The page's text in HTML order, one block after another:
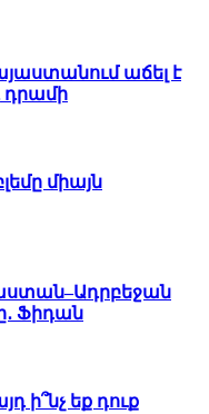
աճել է
դրամի
միայն
Ֆիդան
եք դուք